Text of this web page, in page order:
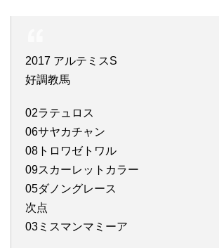
2017 アルテミスS
好調教馬
02ラテュロス
06サヤカチャン
08トロワゼトワル
09スカーレットカラー
05ダノングレース
次点
03ミスマンマミーア